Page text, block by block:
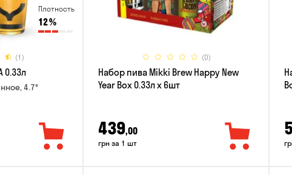
Плотность
12%
(1)
0.33л
4.7°
(0)
Набор пива Mikki Brew Happy New
Year Box 0.33л x 6шт
439,00
грн за 1 шт